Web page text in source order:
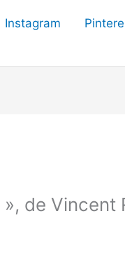
Instagram
de Vincent